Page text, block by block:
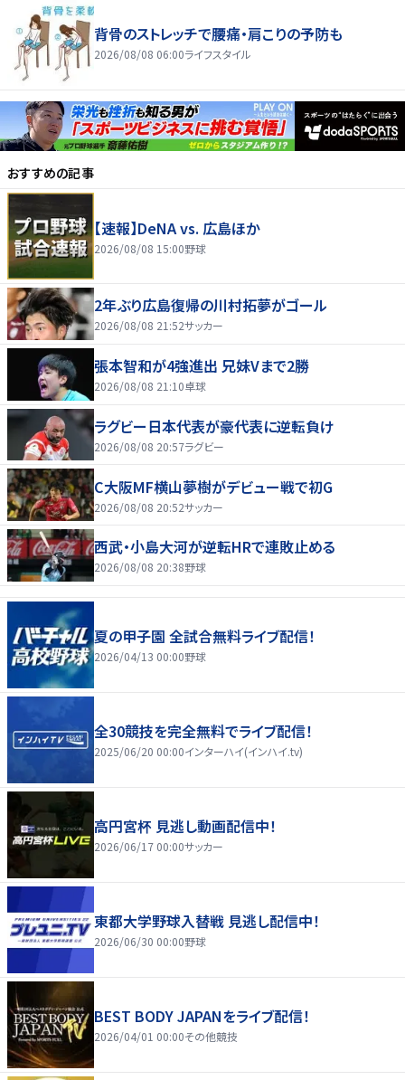
背骨のストレッチで腰痛・肩こりの予防も
2026/08/08 06:00ライフスタイル
おすすめの記事
【速報】DeNA vs. 広島ほか
2026/08/08 15:00野球
2年ぶり広島復帰の川村拓夢がゴール
2026/08/08 21:52サッカー
張本智和が4強進出 兄妹Vまで2勝
2026/08/08 21:10卓球
ラグビー日本代表が豪代表に逆転負け
2026/08/08 20:57ラグビー
C大阪MF横山夢樹がデビュー戦で初G
2026/08/08 20:52サッカー
西武・小島大河が逆転HRで連敗止める
2026/08/08 20:38野球
夏の甲子園 全試合無料ライブ配信！
2026/04/13 00:00野球
全30競技を完全無料でライブ配信！
2025/06/20 00:00インターハイ(インハイ.tv)
高円宮杯 見逃し動画配信中！
2026/06/17 00:00サッカー
東都大学野球入替戦 見逃し配信中！
2026/06/30 00:00野球
BEST BODY JAPANをライブ配信！
2026/04/01 00:00その他競技